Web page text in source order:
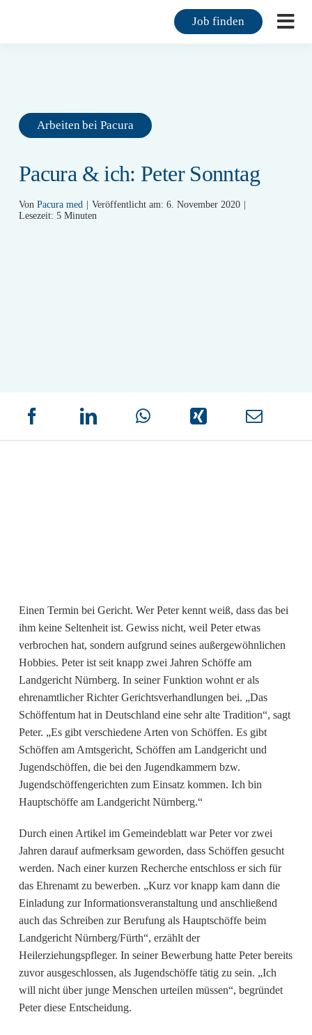
Job finden
Arbeiten bei Pacura
Pacura & ich: Peter Sonntag
Von Pacura med Veröffentlicht am: 6. November 2020
Lesezeit: 5 Minuten
Einen Termin bei Gericht. Wer Peter kennt weiß, dass das bei
ihm keine Seltenheit ist. Gewiss nicht, weil Peter etwas
verbrochen hat, sondern aufgrund seines außergewöhnlichen
Hobbies. Peter ist seit knapp zwei Jahren Schöffe am
Landgericht Nürnberg. In seiner Funktion wohnt er als
ehrenamtlicher Richter Gerichtsverhandlungen bei. „Das
Schöffentum hat in Deutschland eine sehr alte Tradition“, sagt
Peter. „Es gibt verschiedene Arten von Schöffen. Es gibt
Schöffen am Amtsgericht, Schöffen am Landgericht und
Jugendschöffen, die bei den Jugendkammern bzw.
Jugendschöffengerichten zum Einsatz kommen. Ich bin
Hauptschöffe am Landgericht Nürnberg.“
Durch einen Artikel im Gemeindeblatt war Peter vor zwei
Jahren darauf aufmerksam geworden, dass Schöffen gesucht
werden. Nach einer kurzen Recherche entschloss er sich für
das Ehrenamt zu bewerben. „Kurz vor knapp kam dann die
Einladung zur Informationsveranstaltung und anschließend
auch das Schreiben zur Berufung als Hauptschöffe beim
Landgericht Nürnberg/Fürth“, erzählt der
Heilerziehungspfleger. In seiner Bewerbung hatte Peter bereits
zuvor ausgeschlossen, als Jugendschöffe tätig zu sein. „Ich
will nicht über junge Menschen urteilen müssen“, begründet
Peter diese Entscheidung.